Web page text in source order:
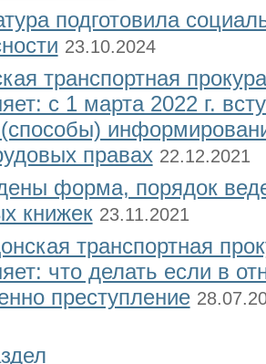
подготовила
23.10.2024
транспортная
с 1 марта 2022 г.
правах 22.12.2021
форма, порядок
книжек 23.11.2021
транспортная
что делать если в
преступление